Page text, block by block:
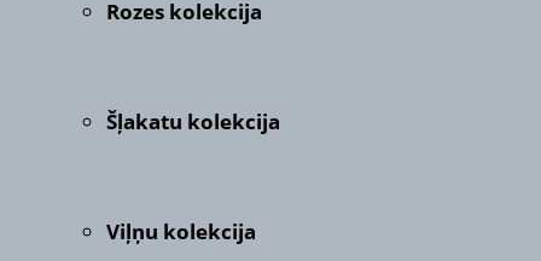
Rozes kolekcija
Šļakatu kolekcija
Viļņu kolekcija